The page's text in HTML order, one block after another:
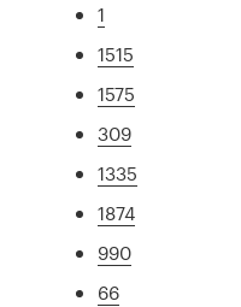
1
1515
1575
309
1335
1874
990
66